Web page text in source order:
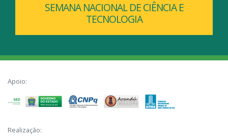
SEMANA NACIONAL DE CIÊNCIA E
TECNOLOGIA
Apoio:
Realização: